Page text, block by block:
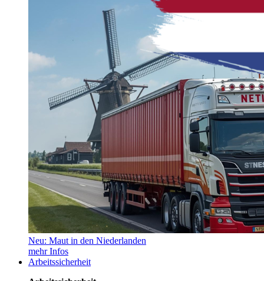
Neu: Maut in den Niederlanden
mehr Infos
Arbeitssicherheit